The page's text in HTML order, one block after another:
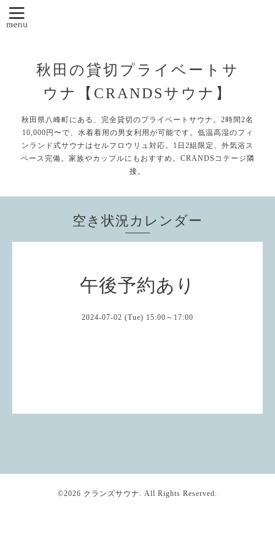
秋田の貸切プライベートサ
ウナ【CRANDSサウナ】
秋田県八峰町にある、完全貸切のプライベートサウナ。2時間2名
10,000円〜で、水着着用の男女利用が可能です。低温高湿のフィ
ンランド式サウナはセルフロウリュ対応。1日2組限定、外気浴ス
ペース完備。家族やカップルにもおすすめ。CRANDSコテージ隣
接。
空き状況カレンダー
午後予約あり
2024-07-02 (Tue) 15:00～17:00
©2026 クランズサウナ . All Rights Reserved.